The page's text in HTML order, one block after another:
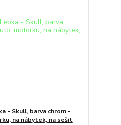
- Skull, barva chrom -
na nábytek, na sešit